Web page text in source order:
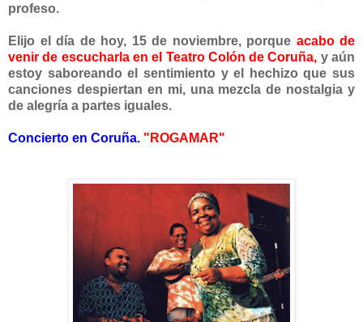
profeso.
Elijo el día de hoy, 15 de noviembre, porque acabo de
venir de escucharla en el Teatro Colón de Coruña, y aún
estoy saboreando el sentimiento y el hechizo que sus
canciones despiertan en mi, una mezcla de nostalgia y
de alegría a partes iguales.
Concierto en Coruña. "ROGAMAR"